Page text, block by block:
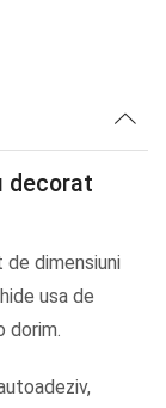
decorat
dimensiuni
usa de
dorim.